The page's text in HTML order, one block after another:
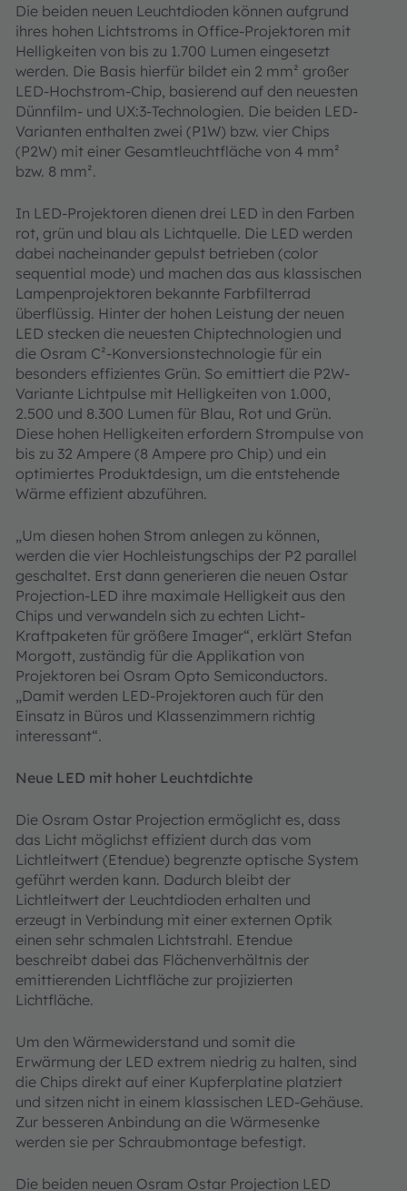
Die beiden neuen Leuchtdioden können aufgrund
ihres hohen Lichtstroms in Office-Projektoren mit
Helligkeiten von bis zu 1.700 Lumen eingesetzt
werden. Die Basis hierfür bildet ein 2 mm² großer
LED-Hochstrom-Chip, basierend auf den neuesten
Dünnfilm- und UX:3-Technologien. Die beiden LED-
Varianten enthalten zwei (P1W) bzw. vier Chips
(P2W) mit einer Gesamtleuchtfläche von 4 mm²
bzw. 8 mm².
In LED-Projektoren dienen drei LED in den Farben
rot, grün und blau als Lichtquelle. Die LED werden
dabei nacheinander gepulst betrieben (color
sequential mode) und machen das aus klassischen
Lampenprojektoren bekannte Farbfilterrad
überflüssig. Hinter der hohen Leistung der neuen
LED stecken die neuesten Chiptechnologien und
die Osram C²-Konversionstechnologie für ein
besonders effizientes Grün. So emittiert die P2W-
Variante Lichtpulse mit Helligkeiten von 1.000,
2.500 und 8.300 Lumen für Blau, Rot und Grün.
Diese hohen Helligkeiten erfordern Strompulse von
bis zu 32 Ampere (8 Ampere pro Chip) und ein
optimiertes Produktdesign, um die entstehende
Wärme effizient abzuführen.
„Um diesen hohen Strom anlegen zu können,
werden die vier Hochleistungschips der P2 parallel
geschaltet. Erst dann generieren die neuen Ostar
Projection-LED ihre maximale Helligkeit aus den
Chips und verwandeln sich zu echten Licht-
Kraftpaketen für größere Imager“, erklärt Stefan
Morgott, zuständig für die Applikation von
Projektoren bei Osram Opto Semiconductors.
„Damit werden LED-Projektoren auch für den
Einsatz in Büros und Klassenzimmern richtig
interessant“.
Neue LED mit hoher Leuchtdichte
Die Osram Ostar Projection ermöglicht es, dass
das Licht möglichst effizient durch das vom
Lichtleitwert (Etendue) begrenzte optische System
geführt werden kann. Dadurch bleibt der
Lichtleitwert der Leuchtdioden erhalten und
erzeugt in Verbindung mit einer externen Optik
einen sehr schmalen Lichtstrahl. Etendue
beschreibt dabei das Flächenverhältnis der
emittierenden Lichtfläche zur projizierten
Lichtfläche.
Um den Wärmewiderstand und somit die
Erwärmung der LED extrem niedrig zu halten, sind
die Chips direkt auf einer Kupferplatine platziert
und sitzen nicht in einem klassischen LED-Gehäuse.
Zur besseren Anbindung an die Wärmesenke
werden sie per Schraubmontage befestigt.
Die beiden neuen Osram Ostar Projection LED